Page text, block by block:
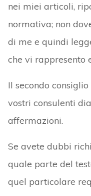
nei miei articoli,
normativa; non
di me e quindi
che vi rappresento
Il secondo
vostri consulenti
affermazioni.
Se avete dubbi
quale parte del
quel particolare